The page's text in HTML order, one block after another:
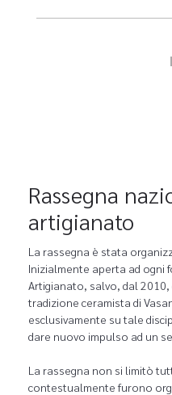
Rassegna
artigianato
La rassegna è stata
Inizialmente aperta ad ogni
Artigianato, salvo, dal
tradizione ceramista di
esclusivamente su tale
dare nuovo impulso ad un
La rassegna non si limitò
contestualmente furono